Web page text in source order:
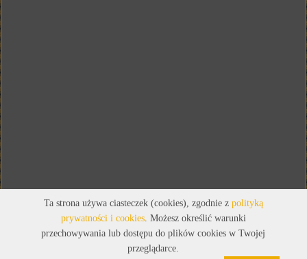
Ta strona używa ciasteczek (cookies), zgodnie z polityką
prywatności i cookies. Możesz określić warunki
przechowywania lub dostępu do plików cookies w Twojej
przeglądarce.